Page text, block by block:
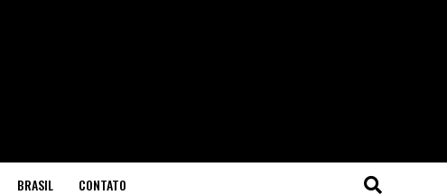
BRASIL CONTATO